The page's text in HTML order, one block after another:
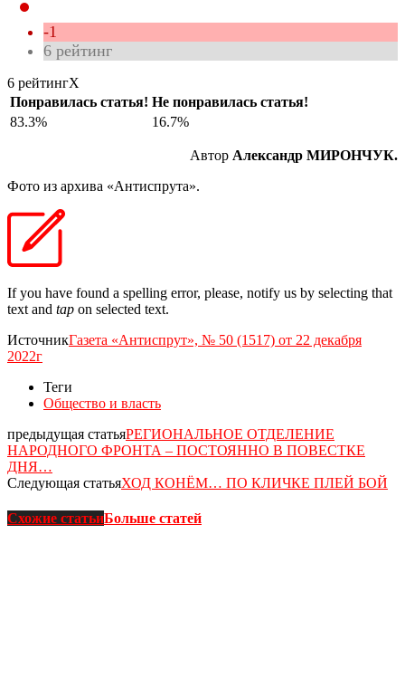
-1
6 рейтинг
6 рейтингX
Понравилась статья! Не понравилась статья!
83.3%
16.7%
Автор Александр МИРОНЧУК.
Фото из архива «Антиспрута».
If you have found a spelling error, please, notify us by selecting that
text and tap on selected text.
ИсточникГазета «Антиспрут», № 50 (1517) от 22 декабря
2022г
Теги
Общество и власть
предыдущая статьяРЕГИОНАЛЬНОЕ ОТДЕЛЕНИЕ
НАРОДНОГО ФРОНТА – ПОСТОЯННО В ПОВЕСТКЕ
ДНЯ…
Следующая статьяХОД КОНЁМ… ПО КЛИЧКЕ ПЛЕЙ БОЙ
Схожие статьиБольше статей